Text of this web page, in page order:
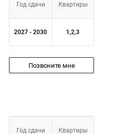
Год сдачи Квартиры
2027 - 2030 1,2,3
Позвоните мне
Год сдачи Квартиры